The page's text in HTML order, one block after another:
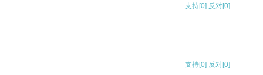
支持[0] 反对[0]
支持[0] 反对[0]